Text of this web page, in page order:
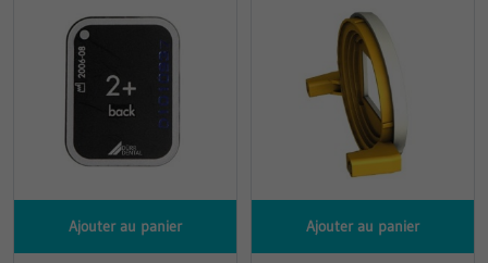
Ajouter au panier Ajouter au panier